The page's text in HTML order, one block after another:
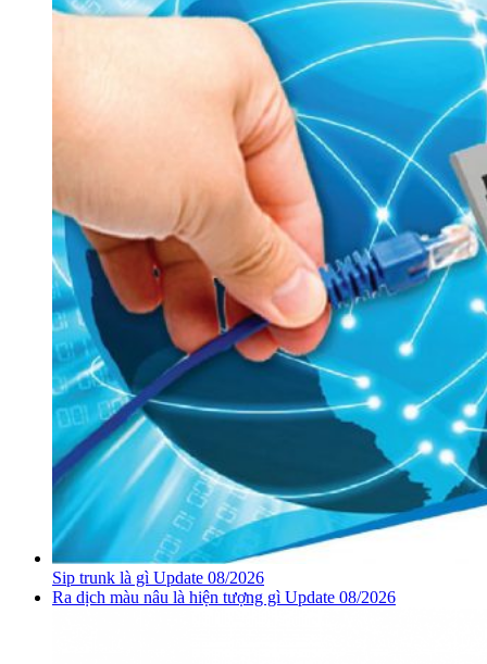
Sip trunk là gì Update 08/2026
Ra dịch màu nâu là hiện tượng gì Update 08/2026